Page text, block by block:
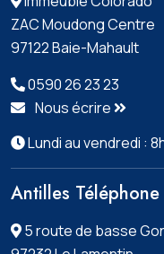
ZAC Moudong Centre
97122 Baie-Mahault
0590 26 23 23
Nous écrire
Lundi au vendredi :
Antilles
5 route de basse